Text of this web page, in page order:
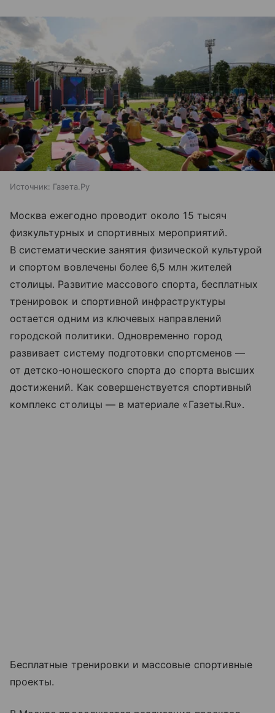
Источник: Газета.Ру
Москва ежегодно проводит около 15 тысяч
физкультурных и спортивных мероприятий.
В систематические занятия физической культурой
и спортом вовлечены более 6,5 млн жителей
столицы. Развитие массового спорта, бесплатных
тренировок и спортивной инфраструктуры
остается одним из ключевых направлений
городской политики. Одновременно город
развивает систему подготовки спортсменов —
от детско-юношеского спорта до спорта высших
достижений. Как совершенствуется спортивный
комплекс столицы — в материале «Газеты.Ru».
Бесплатные тренировки и массовые спортивные
проекты.